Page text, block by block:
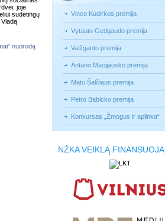
joje
sudėtingų
nuorodą
Vinco Kudirkos premija
Vytauto Gedgaudo premija
Vaižganto premija
Antano Macijausko premija
Mato Šalčiaus premija
Petro Babicko premija
Konkursas „Žmogus ir aplinka“
NŽKA VEIKLĄ FINANSUOJA